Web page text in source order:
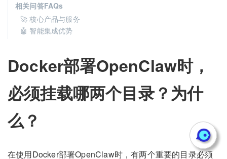
Docker部署OpenClaw时，
必须挂载哪两个目录？为什
么？
在使用Docker部署OpenClaw时，有两个重要的目录必须
相关问答FAQs
🚀 核心产品与服务
🤖 智能集成优势